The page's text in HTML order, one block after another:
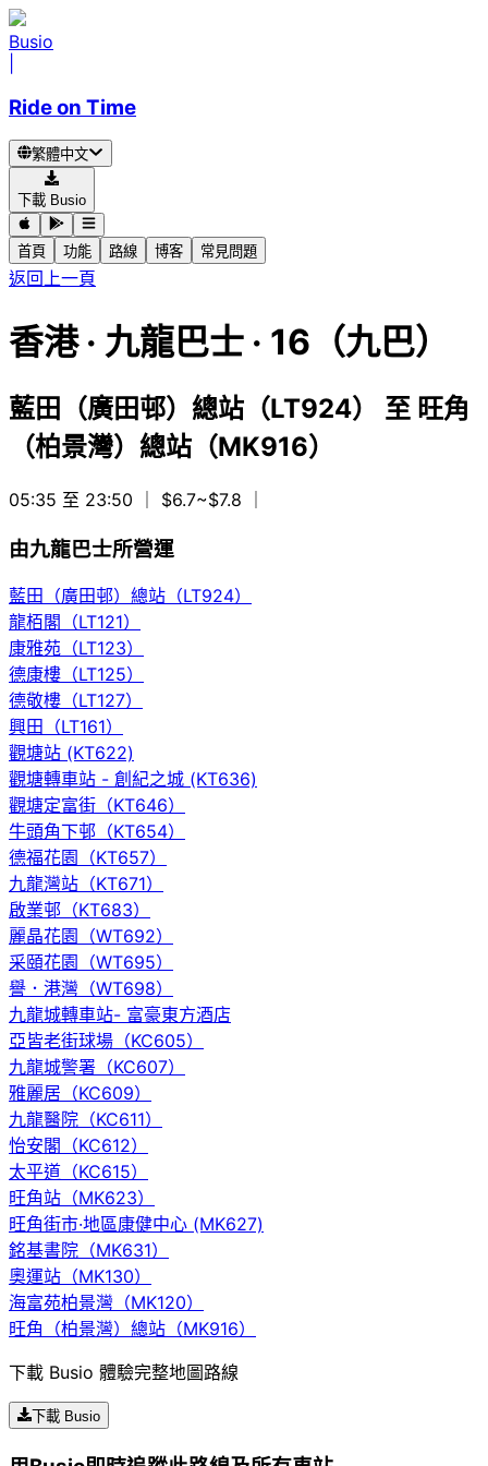
Busio
Ride on Time
繁體中文
下載 Busio
首頁 功能 路線 博客 常見問題
返回上一頁
香港· 九龍巴士 · 16（九巴）
藍田（廣田邨）總站（LT924） 至 旺角
（柏景灣）總站（MK916）
05:35 至 23:50 ｜ $6.7~$7.8
由九龍巴士所營運
藍田（廣田邨）總站（LT924）
龍栢閣（LT121）
康雅苑（LT123）
德康樓（LT125）
德敬樓（LT127）
興田（LT161）
觀塘站 (KT622)
觀塘轉車站 - 創紀之城 (KT636)
觀塘定富街（KT646）
牛頭角下邨（KT654）
德福花園（KT657）
九龍灣站（KT671）
啟業邨（KT683）
麗晶花園（WT692）
采頤花園（WT695）
譽．港灣（WT698）
九龍城轉車站- 富豪東方酒店
亞皆老街球場（KC605）
九龍城警署（KC607）
雅麗居（KC609）
九龍醫院（KC611）
怡安閣（KC612）
太平道（KC615）
旺角站（MK623）
旺角街市·地區康健中心 (MK627)
銘基書院（MK631）
奧運站（MK130）
海富苑柏景灣（MK120）
旺角（柏景灣）總站（MK916）
下載 Busio 體驗完整地圖路線
下載 Busio